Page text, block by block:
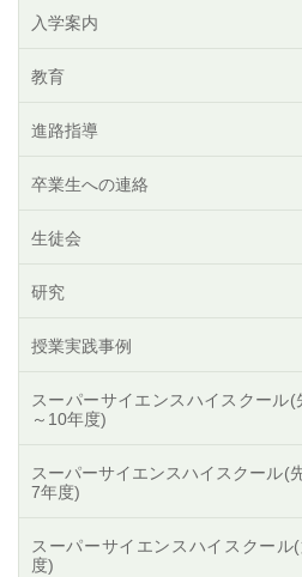
入学案内
教育
進路指導
卒業生への連絡
生徒会
研究
授業実践事例
スーパーサイエンスハイスクール
～10年度)
スーパーサイエンスハイスクール(
7年度)
スーパーサイエンスハイスクー
度)